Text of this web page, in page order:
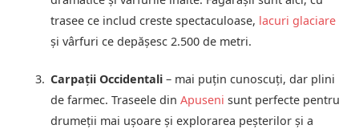
trasee ce includ creste spectaculoase, lacuri glaciare
și vârfuri ce depășesc 2.500 de metri.
Carpații Occidentali – mai puțin cunoscuți, dar plini
de farmec. Traseele din Apuseni sunt perfecte pentru
drumeții mai ușoare și explorarea peșterilor și a